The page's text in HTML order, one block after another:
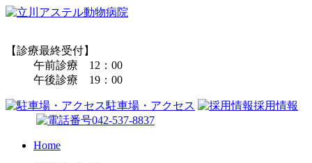
【診療最終受付】
午前診療 12：00
午後診療 19：00
駐車場・アクセス
採用情報
042-537-8837
Home